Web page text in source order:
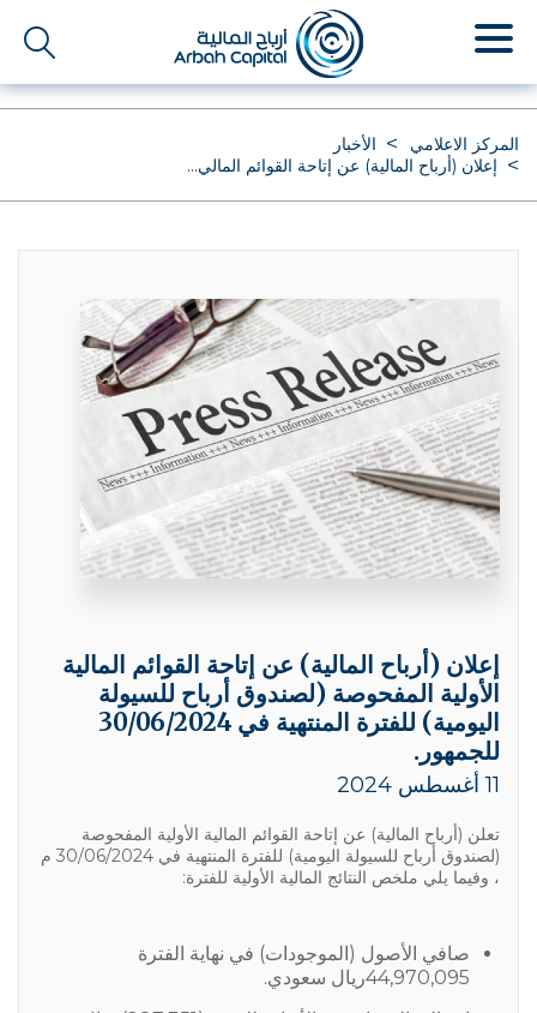
إلى
المحتوى
الرئيسي
المركز الاعلامي
الأخبار
إعلان (أرباح المالية) عن إتاحة القوائم المالي...
إعلان (أرباح المالية) عن إتاحة القوائم المالية
الأولية المفحوصة (لصندوق أرباح للسيولة
اليومية) للفترة المنتهية في 30/06/2024
للجمهور.
11 أغسطس 2024
تعلن (أرباح المالية) عن إتاحة القوائم المالية الأولية المفحوصة
(لصندوق أرباح للسيولة اليومية) للفترة المنتهية في 30/06/2024 م
، وفيما يلي ملخص النتائج المالية الأولية للفترة:
صافي الأصول (الموجودات) في نهاية الفترة
44,970,095ريال سعودي.